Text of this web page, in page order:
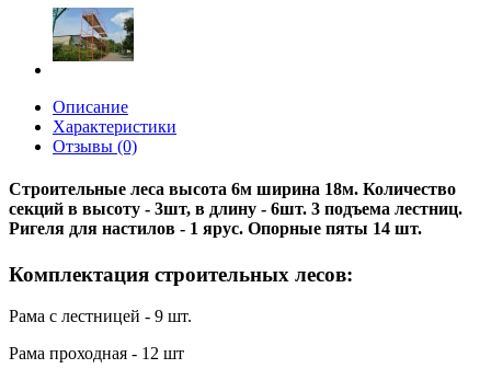
Описание
Характеристики
Отзывы (0)
Строительные леса высота 6м ширина 18м. Количество
секций в высоту - 3шт, в длину - 6шт. 3 подъема лестниц.
Ригеля для настилов - 1 ярус. Опорные пяты 14 шт.
Комплектация строительных лесов:
Рама с лестницей - 9 шт.
Рама проходная - 12 шт